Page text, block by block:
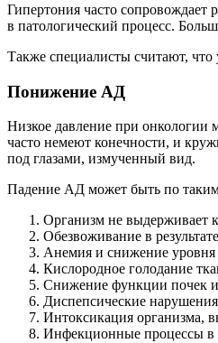
Гипертония часто сопровождает
в патологический процесс.
Также специалисты считают, что
Понижение АД
Низкое давление при онкологии
часто немеют конечности, и
под глазами, измученный вид.
Падение АД может быть по
Организм не выдерживает
Обезвоживание в
Анемия и снижение уровня
Кислородное голодание
Снижение функции почек
Диспепсические
Интоксикация организма,
Инфекционные процессы в